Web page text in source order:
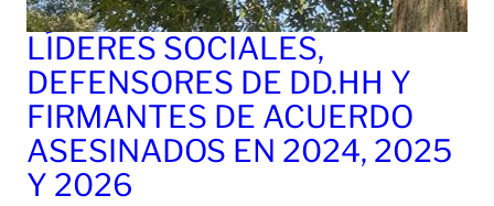
LÍDERES SOCIALES,
DEFENSORES DE DD.HH Y
FIRMANTES DE ACUERDO
ASESINADOS EN 2024, 2025
Y 2026